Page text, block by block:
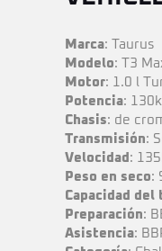
Marca: Taurus
Modelo: T3
Motor: 1.0 l
Potencia:
Chasis: de
Transmisión:
Velocidad :
Peso en seco:
Capacidad del
Preparación:
Asistencia: